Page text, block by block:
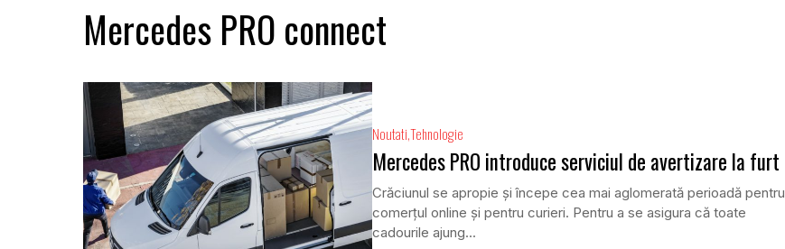
Mercedes PRO connect
NoutatiTehnologie
Mercedes PRO introduce serviciul de avertizare la furt
Crăciunul se apropie și începe cea mai aglomerată perioadă pentru
comerțul online și pentru curieri. Pentru a se asigura că toate
cadourile ajung...